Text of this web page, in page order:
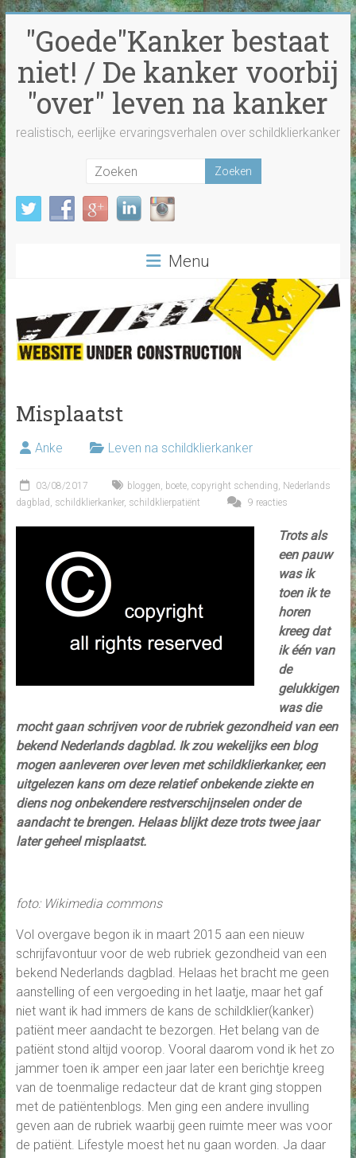
Ga
naar
inhoud"Goede"Kanker bestaat
niet! / De kanker voorbij
"over" leven na kanker
realistisch, eerlijke ervaringsverhalen over schildklierkanker
Menu
Misplaatst
Anke Leven na schildklierkanker
03/08/2017 bloggen boete, copyright schending Nederlands
dagblad
schildklierkanker, schildklierpatiënt 9 reacties
Trots als
een pauw
was ik
toen ik te
horen
kreeg dat
ik één van
de
gelukkigen
was die
mocht gaan schrijven voor de rubriek gezondheid van een
bekend Nederlands dagblad. Ik zou wekelijks een blog
mogen aanleveren over leven met schildklierkanker, een
uitgelezen kans om deze relatief onbekende ziekte en
diens nog onbekendere restverschijnselen onder de
aandacht te brengen. Helaas blijkt deze trots twee jaar
later geheel misplaatst.
foto: Wikimedia commons
Vol overgave begon ik in maart 2015 aan een nieuw
schrijfavontuur voor de web rubriek gezondheid van een
bekend Nederlands dagblad. Helaas het bracht me geen
aanstelling of een vergoeding in het laatje, maar het gaf
niet want ik had immers de kans de schildklier(kanker)
patiënt meer aandacht te bezorgen. Het belang van de
patiënt stond altijd voorop. Vooral daarom vond ik het zo
jammer toen ik amper een jaar later een berichtje kreeg
van de toenmalige redacteur dat de krant ging stoppen
met de patiëntenblogs. Men ging een andere invulling
geven aan de rubriek waarbij geen ruimte meer was voor
de patiënt. Lifestyle moest het nu gaan worden. Ja daar